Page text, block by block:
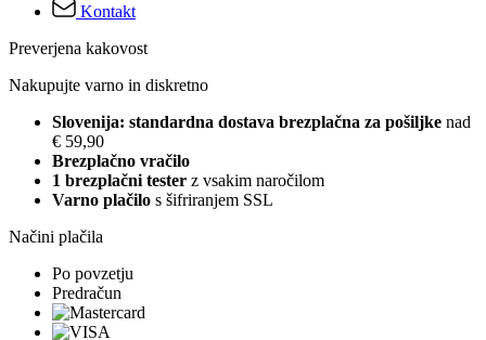
Kontakt
Preverjena kakovost
Nakupujte varno in diskretno
Slovenija: standardna dostava brezplačna za pošiljke nad
€ 59,90
Brezplačno vračilo
1 brezplačni tester z vsakim naročilom
Varno plačilo s šifriranjem SSL
Načini plačila
Po povzetju
Predračun